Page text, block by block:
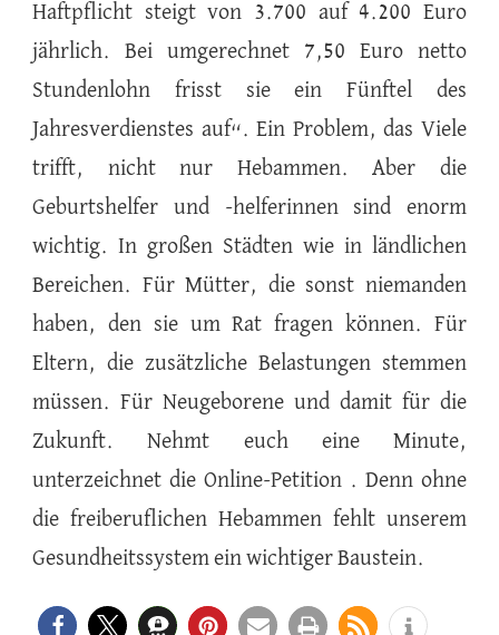
Haftpflicht steigt von 3.700 auf 4.200 Euro
jährlich. Bei umgerechnet 7,50 Euro netto
Stundenlohn frisst sie ein Fünftel des
Jahresverdienstes auf“. Ein Problem, das Viele
trifft, nicht nur Hebammen. Aber die
Geburtshelfer und -helferinnen sind enorm
wichtig. In großen Städten wie in ländlichen
Bereichen. Für Mütter, die sonst niemanden
haben, den sie um Rat fragen können. Für
Eltern, die zusätzliche Belastungen stemmen
müssen. Für Neugeborene und damit für die
Zukunft. Nehmt euch eine Minute,
unterzeichnet die Online-Petition . Denn ohne
die freiberuflichen Hebammen fehlt unserem
Gesundheitssystem ein wichtiger Baustein.